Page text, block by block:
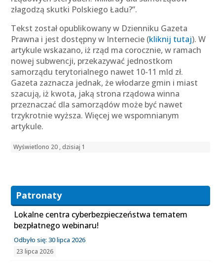
złagodzą skutki Polskiego Ładu?”.
Tekst został opublikowany w Dzienniku Gazeta
Prawna i jest dostępny w Internecie (kliknij tutaj). W
artykule wskazano, iż rząd ma corocznie, w ramach
nowej subwencji, przekazywać jednostkom
samorządu terytorialnego nawet 10-11 mld zł.
Gazeta zaznacza jednak, że włodarze gmin i miast
szacują, iż kwota, jaką strona rządowa winna
przeznaczać dla samorządów może być nawet
trzykrotnie wyższa. Więcej we wspomnianym
artykule.
Wyświetlono 20 , dzisiaj 1
Patronaty
Lokalne centra cyberbezpieczeństwa tematem
bezpłatnego webinaru!
Odbyło się: 30 lipca 2026
23 lipca 2026